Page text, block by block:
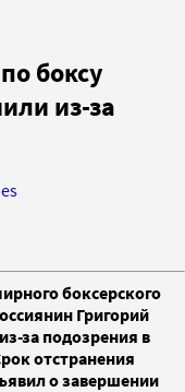
боксу
из-за
боксерского
Григорий
за подозрения в
отстранения
о завершении